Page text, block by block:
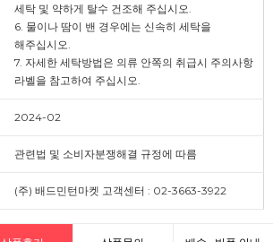
세탁 및 약하게 탈수 건조해 주십시오.
6. 물이나 땀이 밴 경우에는 신속히 세탁을
해주십시오.
7. 자세한 세탁방법은 의류 안쪽의 취급시 주의사항
라벨을 참고하여 주십시오.
2024-02
관련법 및 소비자분쟁해결 규정에 따름
(주) 배드민턴마켓 고객센터 : 02-3663-3922